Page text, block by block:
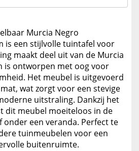
Murcia Negro
is een stijlvolle tuintafel voor
maakt deel uit van de Murcia
is ontworpen met oog voor
Het meubel is uitgevoerd
wat zorgt voor een stevige
uitstraling. Dankzij het
dit meubel moeiteloos in de
een veranda. Perfect te
tuinmeubelen voor een
buitenruimte.